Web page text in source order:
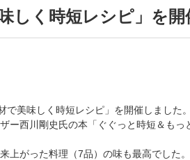
味しく時短レシピ」
美味しく時短レシピ」を開催しました。
ー西川剛史氏の本「ぐぐっと時短＆も
上がった料理（7品）の味も最高でした。